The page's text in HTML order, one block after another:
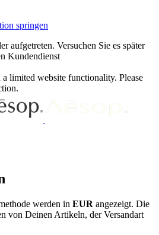
springen
aufgetreten. Versuchen Sie es später
Kundendienst
limited website functionality. Please
werden in EUR angezeigt. Die
von Deinen Artikeln, der Versandart